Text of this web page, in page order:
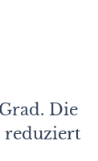
Die
reduziert